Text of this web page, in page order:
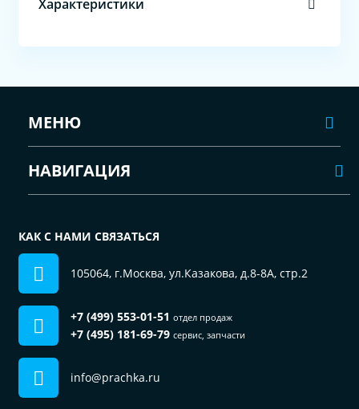
Характеристики
МЕНЮ
НАВИГАЦИЯ
КАК С НАМИ СВЯЗАТЬСЯ
105064, г.Москва, ул.Казакова, д.8-8А, стр.2
+7 (499) 553-01-51 отдел продаж
+7 (495) 181-69-79 сервис, запчасти
info@prachka.ru